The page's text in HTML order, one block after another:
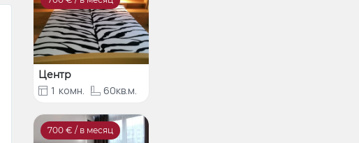
Центр
1 комн. 60кв.м.
700 € / в месяц